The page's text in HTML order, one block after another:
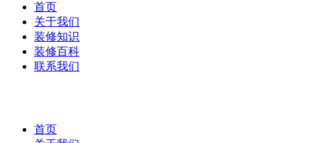
首页
关于我们
装修知识
装修百科
联系我们
首页